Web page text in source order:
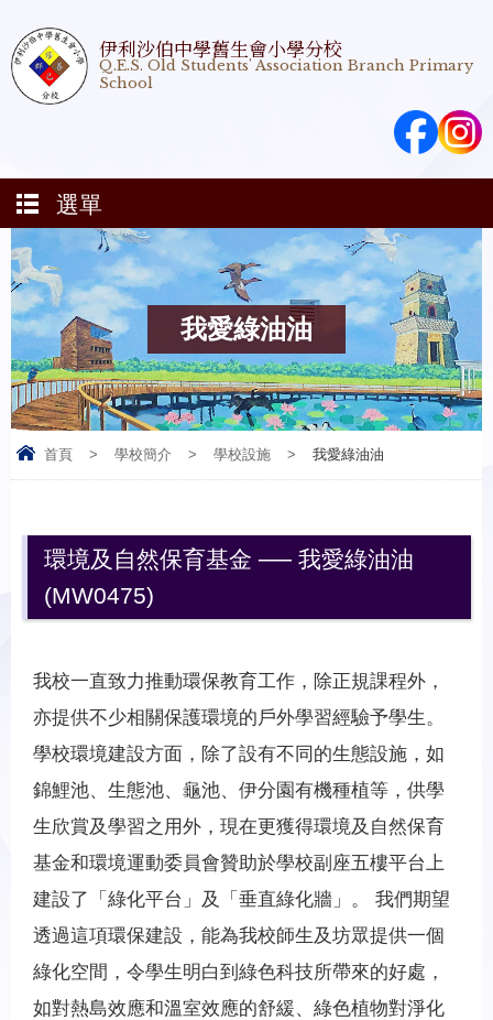
伊利沙伯中學舊生會小學分校
Q.E.S. Old Students' Association Branch Primary
School
選單
我愛綠油油
首頁 > 學校簡介 > 學校設施 > 我愛綠油油
環境及自然保育基金 ── 我愛綠油油
(MW0475)
我校一直致力推動環保教育工作，除正規課程外，
亦提供不少相關保護環境的戶外學習經驗予學生。
學校環境建設方面，除了設有不同的生態設施，如
錦鯉池、生態池、龜池、伊分園有機種植等，供學
生欣賞及學習之用外，現在更獲得環境及自然保育
基金和環境運動委員會贊助於學校副座五樓平台上
建設了「綠化平台」及「垂直綠化牆」。 我們期望
透過這項環保建設，能為我校師生及坊眾提供一個
綠化空間，令學生明白到綠色科技所帶來的好處，
如對熱島效應和溫室效應的舒緩、綠色植物對淨化